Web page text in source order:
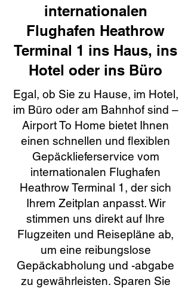
internationalen
Flughafen Heathrow
Terminal 1 ins Haus, ins
Hotel oder ins Büro
Egal, ob Sie zu Hause, im Hotel,
im Büro oder am Bahnhof sind –
Airport To Home bietet Ihnen
einen schnellen und flexiblen
Gepäcklieferservice vom
internationalen Flughafen
Heathrow Terminal 1, der sich
Ihrem Zeitplan anpasst. Wir
stimmen uns direkt auf Ihre
Flugzeiten und Reisepläne ab,
um eine reibungslose
Gepäckabholung und -abgabe
zu gewährleisten. Sparen Sie